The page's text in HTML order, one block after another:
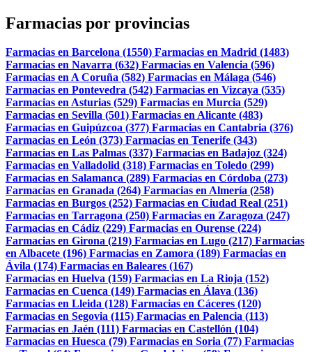
Farmacias por provincias
Farmacias en Barcelona (1550) Farmacias en Madrid (1483)
Farmacias en Navarra (632) Farmacias en Valencia (596)
Farmacias en A Coruña (582) Farmacias en Málaga (546)
Farmacias en Pontevedra (542) Farmacias en Vizcaya (535)
Farmacias en Asturias (529) Farmacias en Murcia (529)
Farmacias en Sevilla (501) Farmacias en Alicante (483)
Farmacias en Guipúzcoa (377) Farmacias en Cantabria (376)
Farmacias en León (373) Farmacias en Tenerife (343)
Farmacias en Las Palmas (337) Farmacias en Badajoz (324)
Farmacias en Valladolid (318) Farmacias en Toledo (299)
Farmacias en Salamanca (289) Farmacias en Córdoba (273)
Farmacias en Granada (264) Farmacias en Almería (258)
Farmacias en Burgos (252) Farmacias en Ciudad Real (251)
Farmacias en Tarragona (250) Farmacias en Zaragoza (247)
Farmacias en Cádiz (229) Farmacias en Ourense (224)
Farmacias en Girona (219) Farmacias en Lugo (217) Farmacias
en Albacete (196) Farmacias en Zamora (189) Farmacias en
Ávila (174) Farmacias en Baleares (167)
Farmacias en Huelva (159) Farmacias en La Rioja (152)
Farmacias en Cuenca (149) Farmacias en Álava (136)
Farmacias en Lleida (128) Farmacias en Cáceres (120)
Farmacias en Segovia (115) Farmacias en Palencia (113)
Farmacias en Jaén (111) Farmacias en Castellón (104)
Farmacias en Huesca (79) Farmacias en Soria (77) Farmacias